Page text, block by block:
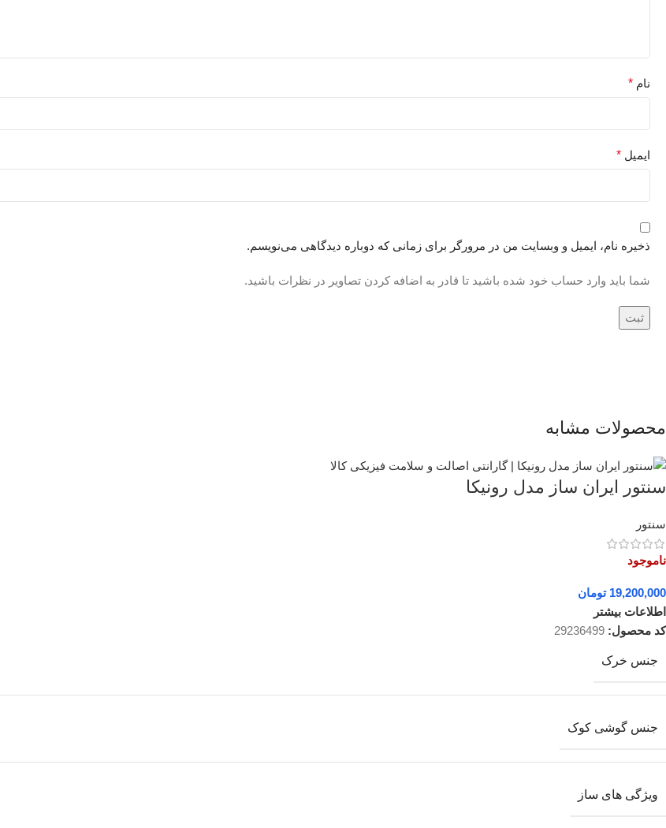
نام *
ایمیل *
ذخیره نام، ایمیل و وبسایت من در مرورگر برای زمانی که دوباره دیدگاهی می‌نویسم.
شما باید وارد حساب خود شده باشید تا قادر به اضافه کردن تصاویر در نظرات باشید.
محصولات مشابه
سنتور ایران ساز مدل رونیکا
سنتور
ناموجود
19,200,000 تومان
اطلاعات بیشتر
کد محصول: 29236499
جنس خرک
جنس گوشی کوک
ویژگی های ساز